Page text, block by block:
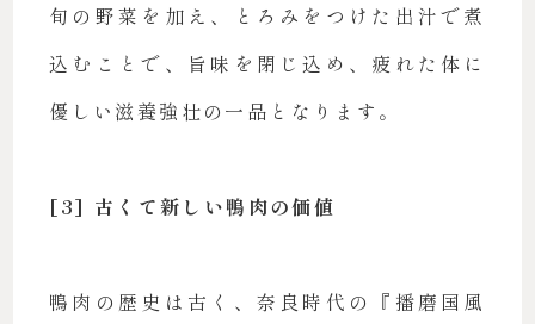
旬の野菜を加え、とろみをつけた出汁で煮
込むことで、旨味を閉じ込め、疲れた体に
優しい滋養強壮の一品となります。
[3] 古くて新しい鴨肉の価値
鴨肉の歴史は古く、奈良時代の『播磨国風